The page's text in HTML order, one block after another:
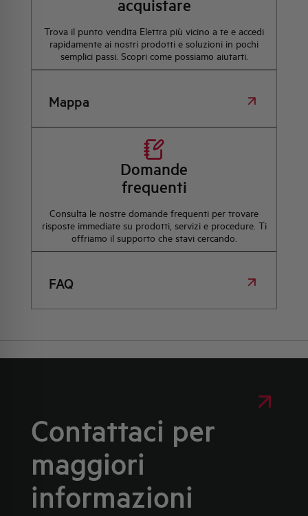
acquistare
Trova il punto vendita Elettra più vicino a te e accedi
rapidamente ai nostri prodotti e soluzioni in pochi
semplici passi. Scopri come possiamo aiutarti.
Mappa
Domande
frequenti
Consulta le nostre domande frequenti per trovare
risposte immediate su prodotti, servizi e procedure. Ti
offriamo il supporto che stavi cercando.
FAQ
Contattaci per
maggiori
informazioni